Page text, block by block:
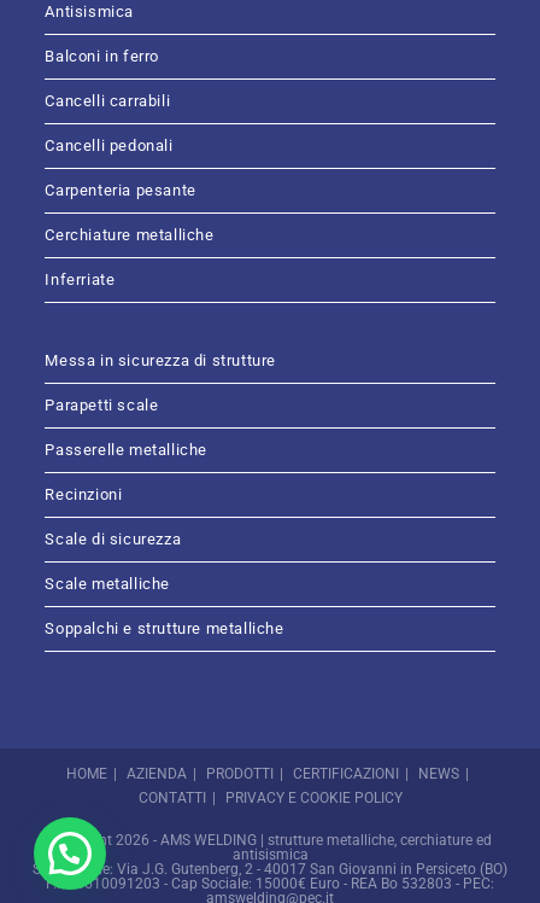
Antisismica
Balconi in ferro
Cancelli carrabili
Cancelli pedonali
Carpenteria pesante
Cerchiature metalliche
Inferriate
Messa in sicurezza di strutture
Parapetti scale
Passerelle metalliche
Recinzioni
Scale di sicurezza
Scale metalliche
Soppalchi e strutture metalliche
HOME AZIENDA PRODOTTI CERTIFICAZIONI
NEWS
CONTATTI
PRIVACY E COOKIE POLICY
Copyright 2026 - AMS WELDING | strutture metalliche, cerchiature ed
antisismica
Sede Legale: Via J.G. Gutenberg, 2 - 40017 San Giovanni in Persiceto (BO)
P.I. 03610091203 - Cap Sociale: 15000€ Euro - REA Bo 532803 - PEC:
amswelding@pec.it